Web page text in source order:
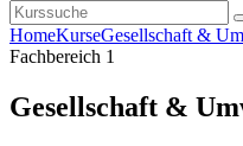
HomeKurseGesellschaft &
Fachbereich 1
Gesellschaft &